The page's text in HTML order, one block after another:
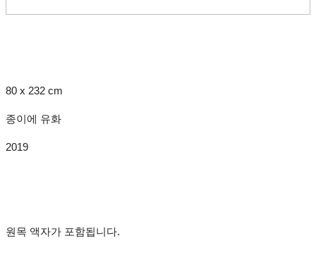
80 x 232 cm
종이에 유화
2019
원목 액자가 포함됩니다.